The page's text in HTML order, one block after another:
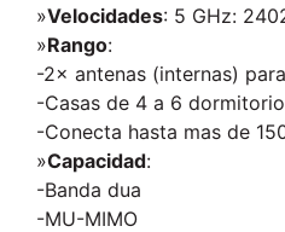
»Velocidades: 5 GHz:
»Rango:
-2× antenas (internas)
-Casas de 4 a 6
-Conecta hasta mas de
»Capacidad:
-Banda dua
-MU-MIMO